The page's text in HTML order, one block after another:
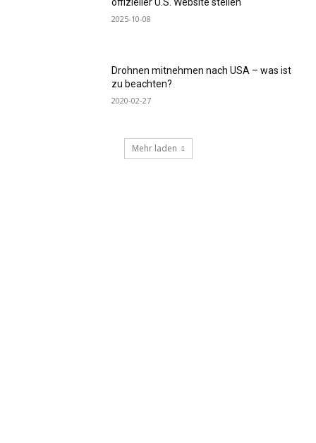
2025-10-08
Drohnen mitnehmen nach USA – was ist
zu beachten?
2020-02-27
Mehr laden